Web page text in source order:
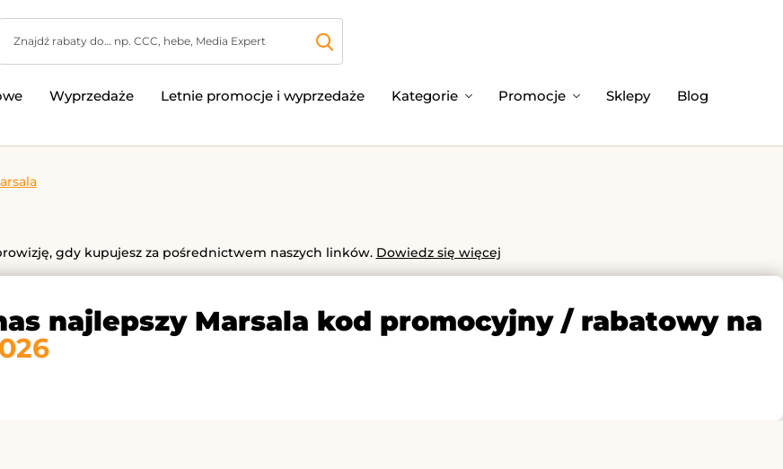
Wyprzedaże Letnie promocje i wyprzedaże Kategorie Promocje Sklepy Blog
gdy kupujesz za pośrednictwem naszych linków. Dowiedz się więcej
najlepszy Marsala kod promocyjny / rabatowy na